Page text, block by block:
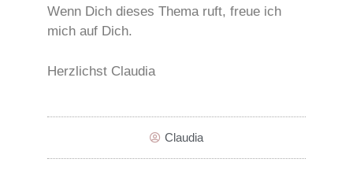
Wenn Dich dieses Thema ruft, freue ich
mich auf Dich.
Herzlichst Claudia
Claudia